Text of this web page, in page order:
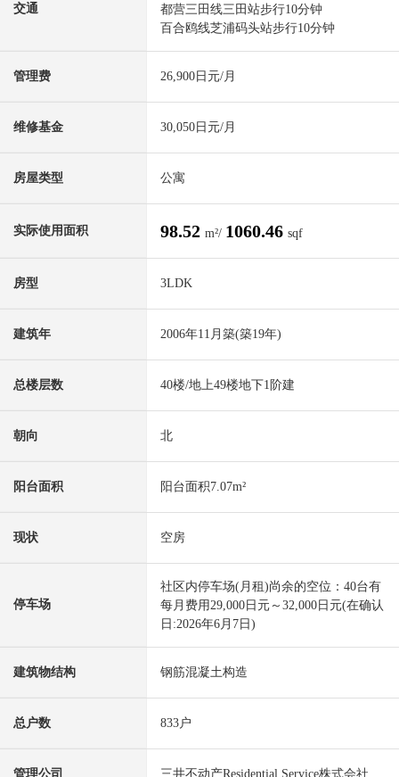
交通
都营三田线三田站步行10分钟
百合鸥线芝浦码头站步行10分钟
管理费 26,900日元/月
维修基金 30,050日元/月
房屋类型 公寓
实际使用面积 98.52 m²/ 1060.46 sqf
房型 3LDK
建筑年 2006年11月築(築19年)
总楼层数 40楼/地上49楼地下1阶建
朝向 北
阳台面积 阳台面积7.07m²
现状 空房
停车场
社区内停车场(月租)尚余的空位：40台有
每月费用29,000日元～32,000日元(在确认
日:2026年6月7日)
建筑物结构 钢筋混凝土构造
总户数 833户
管理公司 三井不动产Residential Service株式会社